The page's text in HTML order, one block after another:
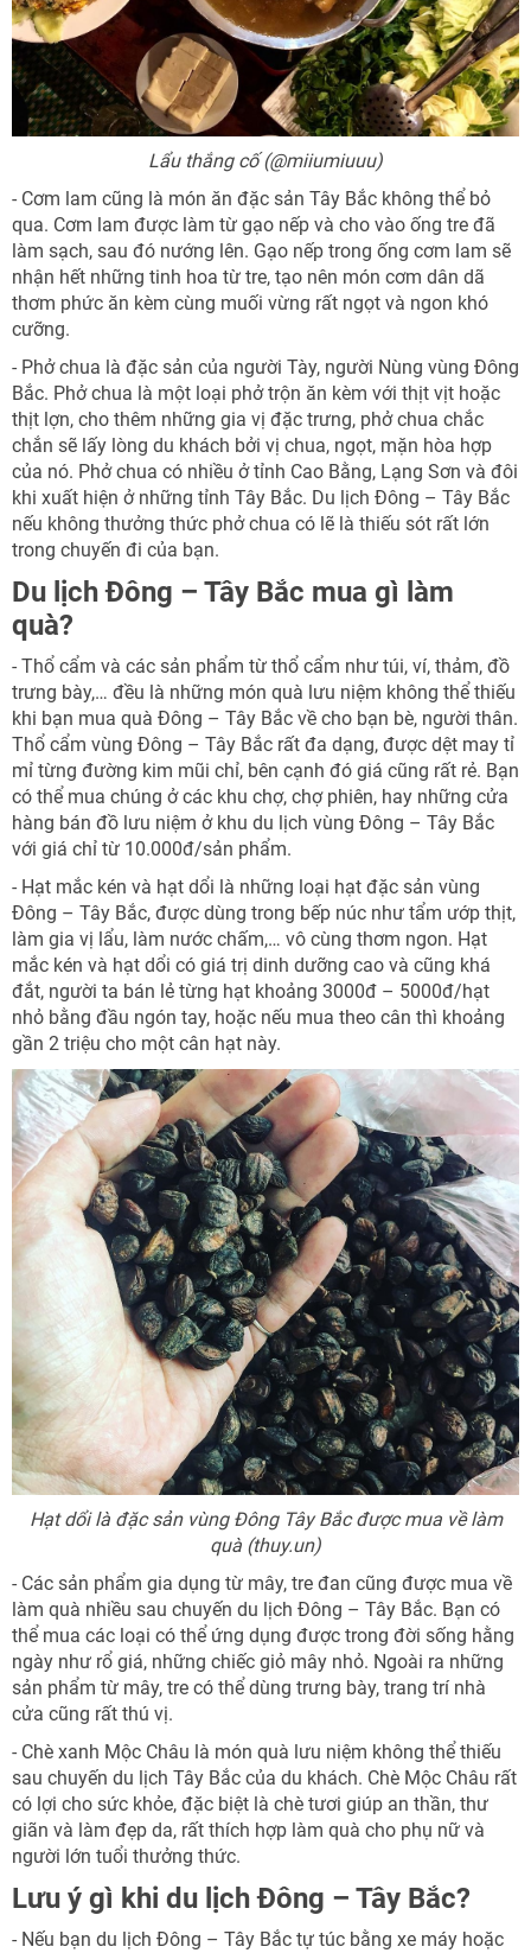
Lẩu thắng cố (@miiumiuuu)
- Cơm lam cũng là món ăn đặc sản Tây Bắc không thể bỏ
qua. Cơm lam được làm từ gạo nếp và cho vào ống tre đã
làm sạch, sau đó nướng lên. Gạo nếp trong ống cơm lam sẽ
nhận hết những tinh hoa từ tre, tạo nên món cơm dân dã
thơm phức ăn kèm cùng muối vừng rất ngọt và ngon khó
cưỡng.
- Phở chua là đặc sản của người Tày, người Nùng vùng Đông
Bắc. Phở chua là một loại phở trộn ăn kèm với thịt vịt hoặc
thịt lợn, cho thêm những gia vị đặc trưng, phở chua chắc
chắn sẽ lấy lòng du khách bởi vị chua, ngọt, mặn hòa hợp
của nó. Phở chua có nhiều ở tỉnh Cao Bằng, Lạng Sơn và đôi
khi xuất hiện ở những tỉnh Tây Bắc. Du lịch Đông – Tây Bắc
nếu không thưởng thức phở chua có lẽ là thiếu sót rất lớn
trong chuyến đi của bạn.
Du lịch Đông – Tây Bắc mua gì làm
quà?
- Thổ cẩm và các sản phẩm từ thổ cẩm như túi, ví, thảm, đồ
trưng bày,… đều là những món quà lưu niệm không thể thiếu
khi bạn mua quà Đông – Tây Bắc về cho bạn bè, người thân.
Thổ cẩm vùng Đông – Tây Bắc rất đa dạng, được dệt may tỉ
mỉ từng đường kim mũi chỉ, bên cạnh đó giá cũng rất rẻ. Bạn
có thể mua chúng ở các khu chợ, chợ phiên, hay những cửa
hàng bán đồ lưu niệm ở khu du lịch vùng Đông – Tây Bắc
với giá chỉ từ 10.000đ/sản phẩm.
- Hạt mắc kén và hạt dổi là những loại hạt đặc sản vùng
Đông – Tây Bắc, được dùng trong bếp núc như tẩm ướp thịt,
làm gia vị lẩu, làm nước chấm,… vô cùng thơm ngon. Hạt
mắc kén và hạt dổi có giá trị dinh dưỡng cao và cũng khá
đắt, người ta bán lẻ từng hạt khoảng 3000đ – 5000đ/hạt
nhỏ bằng đầu ngón tay, hoặc nếu mua theo cân thì khoảng
gần 2 triệu cho một cân hạt này.
Hạt dổi là đặc sản vùng Đông Tây Bắc được mua về làm
quà (thuy.un)
- Các sản phẩm gia dụng từ mây, tre đan cũng được mua về
làm quà nhiều sau chuyến du lịch Đông – Tây Bắc. Bạn có
thể mua các loại có thể ứng dụng được trong đời sống hằng
ngày như rổ giá, những chiếc giỏ mây nhỏ. Ngoài ra những
sản phẩm từ mây, tre có thể dùng trưng bày, trang trí nhà
cửa cũng rất thú vị.
- Chè xanh Mộc Châu là món quà lưu niệm không thể thiếu
sau chuyến du lịch Tây Bắc của du khách. Chè Mộc Châu rất
có lợi cho sức khỏe, đặc biệt là chè tươi giúp an thần, thư
giãn và làm đẹp da, rất thích hợp làm quà cho phụ nữ và
người lớn tuổi thưởng thức.
Lưu ý gì khi du lịch Đông – Tây Bắc?
- Nếu bạn du lịch Đông – Tây Bắc tự túc bằng xe máy hoặc